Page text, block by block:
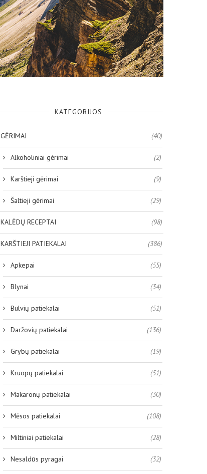
KATEGORIJOS
GĖRIMAI (40)
Alkoholiniai gėrimai (2)
Karštieji gėrimai (9)
Šaltieji gėrimai (29)
KALĖDŲ RECEPTAI (98)
KARŠTIEJI PATIEKALAI (386)
Apkepai (55)
Blynai (34)
Bulvių patiekalai (51)
Daržovių patiekalai (136)
Grybų patiekalai (19)
Kruopų patiekalai (51)
Makaronų patiekalai (30)
Mėsos patiekalai (108)
Miltiniai patiekalai (28)
Nesaldūs pyragai (32)